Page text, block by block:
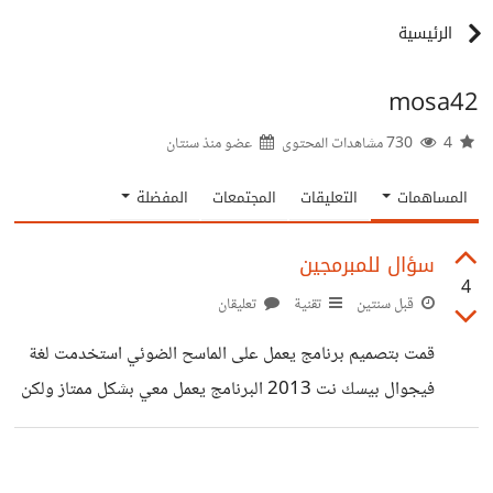
الرئيسية
mosa42
عضو منذسنتان
المساهمات التعليقات المجتمعات المفضلة
4
سؤال للمبرمجين
قبل سنتين تقنية تعليقان
قمت بتصميم برنامج يعمل على الماسح الضوئي استخدمت لغة
فيجوال بيسك نت 2013 البرنامج يعمل معي بشكل ممتاز ولكن
عند العمل عليه على جهاز آخر يتعرض البرنامج للجمود عند